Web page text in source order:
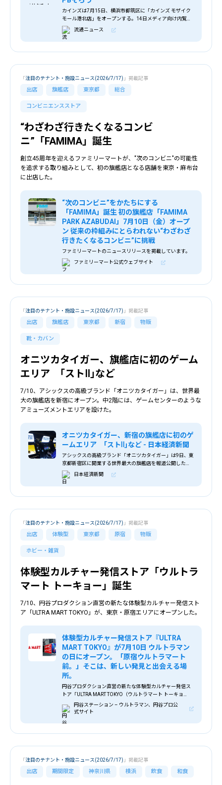
カインズは7月15日、横浜市都筑区に「カインズ モザイク
モール港北店」をオープンする。14日メディア向け内覧会
を開催した。 ショッピングセンター「モザイクモール港
北」の2階に出店。横浜市営地下鉄センタ
流通ニュース
出店 旗艦店 東京都 総合
コンビニエンスストア
「注目のテナント・施設ニュース(2026/7/17) 」掲載記事
“わざわざ行きたくなるコンビ
ニ”「FAMIMA」誕生
創立45周年を迎えるファミリーマートが、"次のコンビニ"の可能性
を追求する取り組みとして、初の旗艦店となる店舗を東京・麻布台
に出店した。
“次のコンビニ”をかたちにする
「FAMIMA」誕生 初の旗艦店「FAMIMA
PARK AZABUDAI」7月10日（金）オープ
ン 従来の枠組みにとらわれない“わざわざ
行きたくなるコンビニ”に挑戦
ファミリーマートのニュースリリースを掲載しています。
ファミリーマート公式ウェブサイト
出店 旗艦店 東京都 新宿 物販
靴・カバン
「注目のテナント・施設ニュース(2026/7/17) 」掲載記事
オニツカタイガー、旗艦店に初のゲーム
エリア ｢ストⅡ｣など
7/10、アシックスの高級ブランド「オニツカタイガー」は、世界最
大の旗艦店を新宿にオープン。中2階には、ゲームセンターのような
アミューズメントエリアを設けた。
オニツカタイガー、新宿の旗艦店に初のゲ
ームエリア ｢ストⅡ｣など - 日本経済新聞
アシックスの高級ブランド「オニツカタイガー」は9日、東
京都新宿区に開業する世界最大の旗艦店を報道公開した。
直営店で初めて、ゲームセンターのようなアミューズメン
ト機器を設けた。来店する価値を高めてブランド力を一段
と強化する。10日にオープンする新宿店の中2階に「アミ
でも入れるようにしてオニツ
日本経済新聞
出店 体験型 東京都 原宿 物販
ホビー・雑貨
「注目のテナント・施設ニュース(2026/7/17) 」掲載記事
体験型カルチャー発信ストア「ウルトラ
マート トーキョー」誕生
7/10、円谷プロダクション直営の新たな体験型カルチャー発信スト
ア「ULTRA MART TOKYO」が、東京・原宿エリアにオープンした。
体験型カルチャー発信ストア『ULTRA
MART TOKYO』が7月10日 ウルトラマン
の日にオープン。「原宿ウルトラマート
前。」そこは、新しい発見と出会える場
所。
円谷プロダクション直営の新たな体験型カルチャー発信ス
トア「ULTRA MART TOKYO（ウルトラマート トーキョ
ー）」を、2026年7月10日（金）東京・原宿エリアにオー
プンします。
円谷ステーション – ウルトラマン、円谷プロ公
式サイト
出店 期間限定 神奈川県 横浜 飲食 和食
「注目のテナント・施設ニュース(2026/7/17) 」掲載記事